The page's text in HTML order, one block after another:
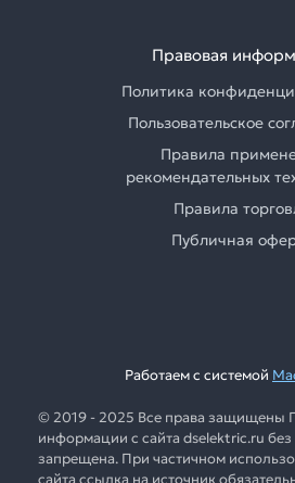
Правовая
Политика
Пользовательское
Правила
рекомендательных
Правила
Публичная
Работаем с системой
© 2019 - 2025 Все права защищены
информации с сайта dselektric.ru
запрещена. При частичном
сайта ссылка на источник